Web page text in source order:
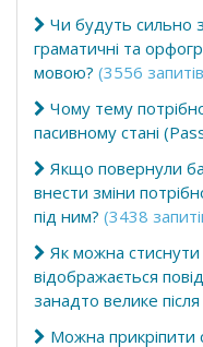
Чи будуть сильно
граматичні та
мовою? (3556
Чому тему
пасивному стані
Якщо повернули
внести зміни
під ним? (3438
Як можна стиснути
відображається
занадто велике
Можна прикріпити